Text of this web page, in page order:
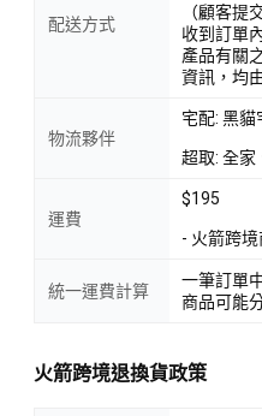
配送方式
（顧客提
收到訂單
產品有關
資訊，均
物流夥伴
宅配: 黑貓
超取: 全家
運費
$195
- 火箭跨
統一運費計算
一筆訂單
商品可能
火箭跨境退換貨政策